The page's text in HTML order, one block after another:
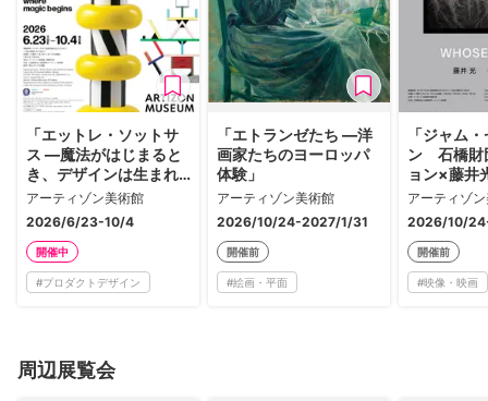
「エットレ・ソットサ
ス —魔法がはじまると
き、デザインは生まれ
る」
アーティゾン美術館
2026/6/23-10/4
開催中
#プロダクトデザイン
「エトランゼたち —洋
画家たちのヨーロッパ
体験」
アーティゾン美術館
2026/10/24-2027/1/31
開催前
#絵画・平面
「ジャム
ン 石橋財
ョン×藤井
Light? —だ
か」
アーティゾ
2026/10/
開催前
#映像・映画
周辺展覧会